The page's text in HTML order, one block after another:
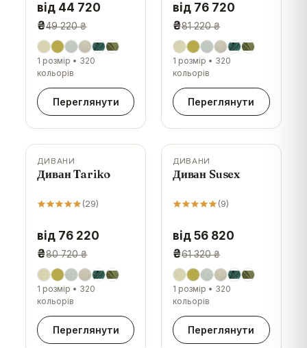
від 44 720
₴49 220 ₴
1 розмір • 320
кольорів
Переглянути
від 76 720
₴81 220 ₴
1 розмір • 320
кольорів
Переглянути
-6 %
ДИВАНИ
Диван Tariko
(29)
від 76 220
₴80 720 ₴
1 розмір • 320
кольорів
Переглянути
-7%
ДИВАНИ
Диван Susex
(9)
від 56 820
₴61 320 ₴
1 розмір • 320
кольорів
Переглянути